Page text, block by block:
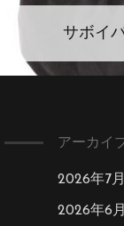
サボイ
アーカイ
2026年7月
2026年6月